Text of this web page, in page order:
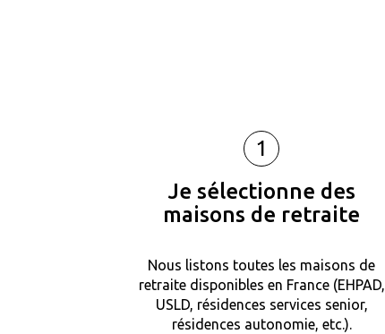
1
Je sélectionne des
maisons de retraite
Nous listons toutes les maisons de
retraite disponibles en France (EHPAD,
USLD, résidences services senior,
résidences autonomie, etc.).